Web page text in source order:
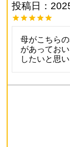
投稿日
母がこちら
があってお
したいと思